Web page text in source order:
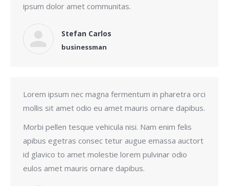
ipsum dolor amet communitas.
Stefan Carlos
businessman
Lorem ipsum nec magna fermentum in pharetra orci
mollis sit amet odio eu amet mauris ornare dapibus.
Morbi pellen tesque vehicula nisi. Nam enim felis
apibus egetras consec tetur augue emassa auctort
id glavico to amet molestie lorem pulvinar odio
eulos amet mauris ornare dapibus.